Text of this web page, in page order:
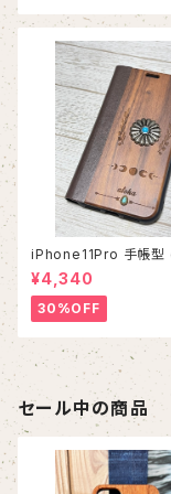
iPhone11Pro 手帳型
¥4,340
30%OFF
セール中の商品